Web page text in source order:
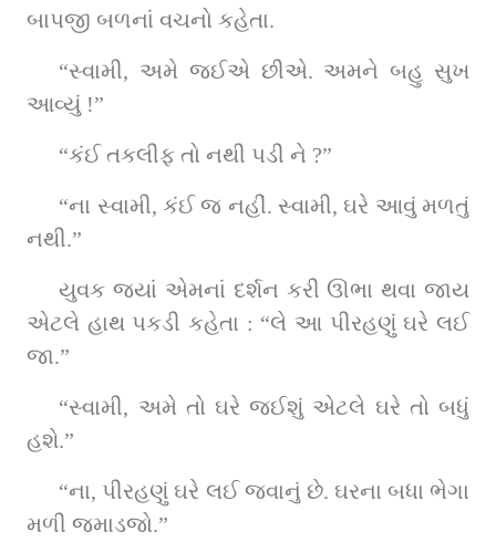
બાપજી બળનાં વચનો કહેતા.
“સ્વામી, અમે જઈએ છીએ. અમને બહુ સુખ
આવ્યું !”
“કંઈ તકલીફ તો નથી પડી ને ?”
“ના સ્વામી, કંઈ જ નહીં. સ્વામી, ઘરે આવું મળતું
નથી.”
યુવક જ્યાં એમનાં દર્શન કરી ઊભા થવા જાય
એટલે હાથ પકડી કહેતા : “લે આ પીરહણું ઘરે લઈ
જા.”
“સ્વામી, અમે તો ઘરે જઈશું એટલે ઘરે તો બધું
હશે.”
“ના, પીરહણું ઘરે લઈ જવાનું છે. ઘરના બધા ભેગા
મળી જમાડજો.”